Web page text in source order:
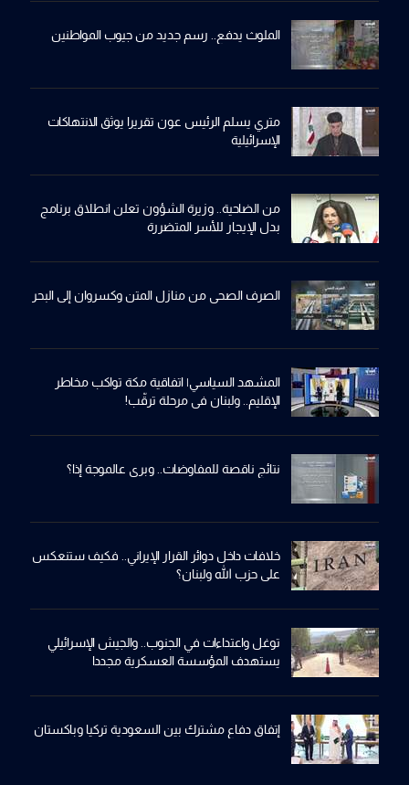
الملوث يدفع.. رسم جديد من جيوب المواطنين
متري يسلم الرئيس عون تقريرا يوثق الانتهاكات
الإسرائيلية
من الضاحية.. وزيرة الشؤون تعلن انطلاق برنامج
بدل الإيجار للأسر المتضررة
الصرف الصحي من منازل المتن وكسروان إلى البحر
المشهد السياسي| اتفاقية مكة تواكب مخاطر
الإقليم.. ولبنان في مرحلة ترقّب!
نتائج ناقصة للمفاوضات.. وبري عالموجة إذا؟
خلافات داخل دوائر القرار الإيراني.. فكيف ستنعكس
على حزب الله ولبنان؟
توغل واعتداءات في الجنوب.. والجيش الإسرائيلي
يستهدف المؤسسة العسكرية مجددا
إتفاق دفاع مشترك بين السعودية تركيا وباكستان